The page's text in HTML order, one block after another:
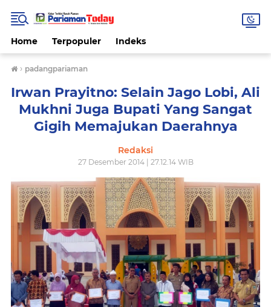
Home Terpopuler Indeks
› padangpariaman
Irwan Prayitno: Selain Jago Lobi, Ali
Mukhni Juga Bupati Yang Sangat
Gigih Memajukan Daerahnya
Redaksi
27 Desember 2014 | 27.12.14 WIB